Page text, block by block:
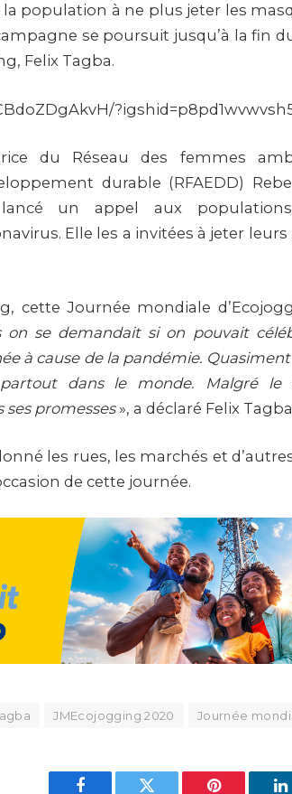
population à ne plus jeter les
se poursuit jusqu’à la fin
Felix Tagba.
du Réseau des femmes
durable (RFAEDD)
un appel aux
Elle les a invitées à jeter
cette Journée mondiale
on se demandait si on pouvait
à cause de la pandémie.
dans le monde. Malgré le
promesses», a déclaré Felix
les rues, les marchés et
de cette journée.
JMEcojogging 2020 Journée